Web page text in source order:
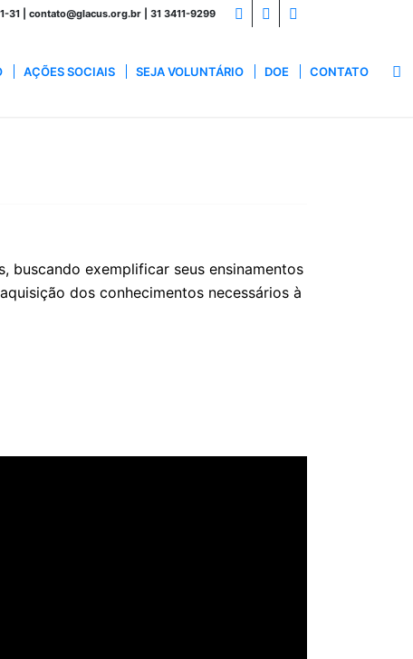
31 | contato@glacus.org.br | 31 3411-9299
AÇÕES SOCIAIS SEJA VOLUNTÁRIO DOE CONTATO
buscando exemplificar seus ensinamentos
dos conhecimentos necessários à